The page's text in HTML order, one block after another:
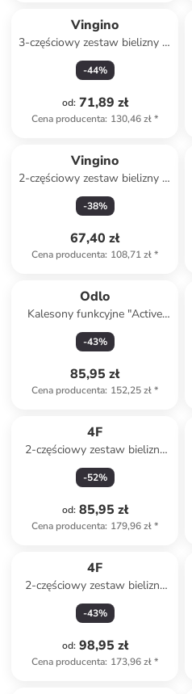
Vingino
3-częściowy zestaw bielizny w
kolorze czerwono-różowym
-44%
od: 71,89 zł
Cena producenta: 130,46 zł*
Vingino
2-częściowy zestaw bielizny w
kolorze granatowym
-38%
67,40 zł
Cena producenta: 108,71 zł*
Odlo
Kalesony funkcyjne "Active
Warm Eco" w kolorze czarnym
-43%
85,95 zł
Cena producenta: 152,25 zł*
4F
2-częściowy zestaw bielizny
termicznej w kolorze czarnym
-52%
od: 85,95 zł
Cena producenta: 179,96 zł*
4F
2-częściowy zestaw bielizny
termicznej w kolorze różowym
-43%
od: 98,95 zł
Cena producenta: 173,96 zł*